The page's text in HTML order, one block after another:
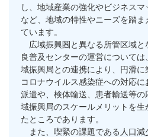
し、地域産業の強化やビジネス
など、地域の特性やニーズを踏
ています。
広域振興圏と異なる所管区域と
良普及センターの運営について
域振興局との連携により、円滑
コロナウイルス感染症への対応
派遣や、検体輸送、患者輸送等
域振興局のスケールメリットを
たところであります。
また、喫緊の課題である人口減